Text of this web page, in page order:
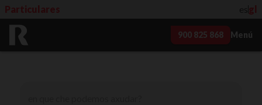
Particulares gl
900 825 868 Menú